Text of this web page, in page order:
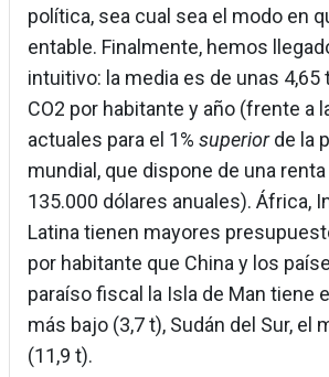
política, sea cual sea el modo en
entable. Finalmente, hemos
intuitivo: la media es de unas 4,65
CO2 por habitante y año (frente a
actuales para el 1% superiorde la
mundial, que dispone de una
135.000 dólares anuales). África,
Latina tienen mayores
por habitante que China y los
paraíso fiscal la Isla de Man tiene
más bajo (3,7 t), Sudán del Sur, el
(11,9 t).